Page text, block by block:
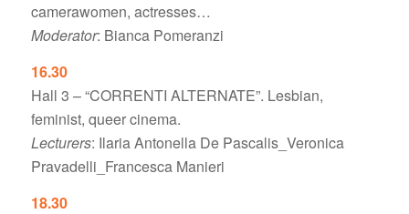
camerawomen, actresses…
Moderator: Bianca Pomeranzi
16.30
Hall 3 – “CORRENTI ALTERNATE”. Lesbian,
feminist, queer cinema.
Lecturers: Ilaria Antonella De Pascalis_Veronica
Pravadelli_Francesca Manieri
18.30